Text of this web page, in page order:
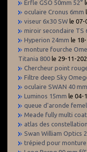
Erfle GSO 50mm 52°
oculaire Cronus 6mm
viseur 6x30 SW le 07-
miroir secondaire TS
Hyperion 24mm le
monture fourche
Titania 800 le 29-11-
Chercheur point
Filtre deep Sky
oculaire SWAN 40
Luminos 15mm le 04-
queue d'aronde
Meade fully multi
atlas des
Swan William Optics
trépied pour monture